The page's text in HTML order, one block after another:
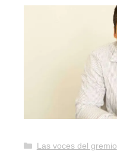
Categorías
Las voces del gremio